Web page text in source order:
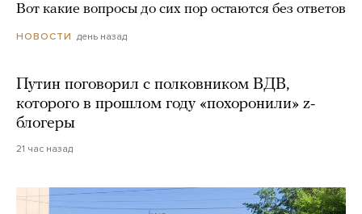
Вот какие вопросы до сих пор остаются без ответов
НОВОСТИ день назад
Путин поговорил с полковником ВДВ,
которого в прошлом году «похоронили» z-
блогеры
21 час назад